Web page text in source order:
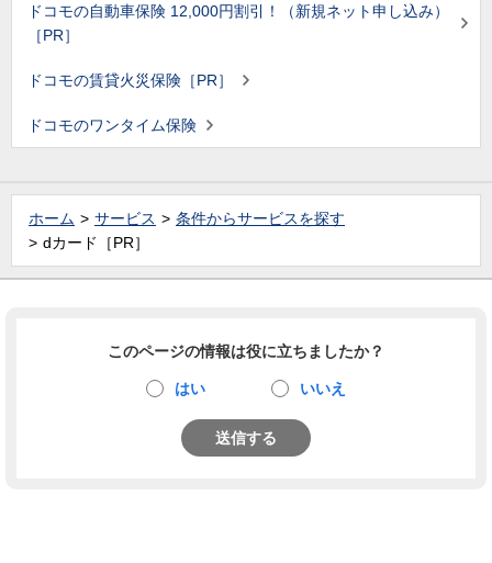
ドコモの自動車保険 12,000円割引！（新規ネット申し込み）
［PR］
ドコモの賃貸火災保険［PR］
ドコモのワンタイム保険
ホーム サービス
条件からサービスを探す
dカード［PR］
このページの情報は役に立ちましたか？
はい いいえ
送信する